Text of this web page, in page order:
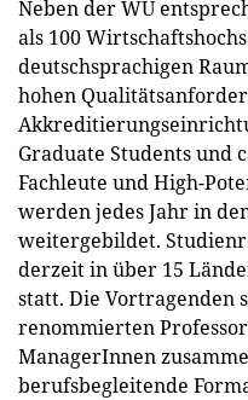
Neben der WU
als 100
deutschsprachigen
hohen
Graduate Students und
Fachleute und High-
werden jedes Jahr in
weitergebildet.
derzeit in über 15
statt. Die Vortragenden
renommierten
ManagerInnen
berufsbegleitende